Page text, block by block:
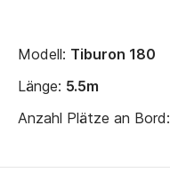
Modell: Tiburon 180
Länge: 5.5m
Anzahl Plätze an Bord: